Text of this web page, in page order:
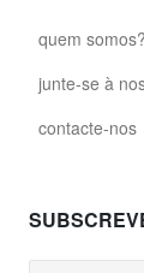
quem somos?
junte-se à
contacte-nos